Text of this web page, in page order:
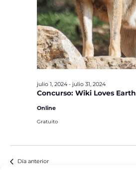
Concurso: Wiki Loves Earth
julio 1, 2024- julio 31, 2024
Online
Gratuito
Día anterior